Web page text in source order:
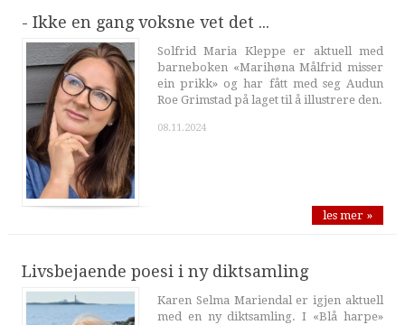
- Ikke en gang voksne vet det ...
Solfrid Maria Kleppe er aktuell med
barneboken «Marihøna Målfrid misser
ein prikk» og har fått med seg Audun
Roe Grimstad på laget til å illustrere den.
08.11.2024
les mer »
Livsbejaende poesi i ny diktsamling
Karen Selma Mariendal er igjen aktuell
med en ny diktsamling. I «Blå harpe»